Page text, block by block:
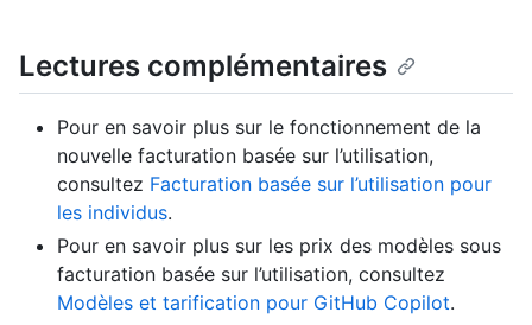
Lectures complémentaires
Pour en savoir plus sur le fonctionnement de la
nouvelle facturation basée sur l’utilisation,
consultez Facturation basée sur l’utilisation pour
les individus.
Pour en savoir plus sur les prix des modèles sous
facturation basée sur l’utilisation, consultez
Modèles et tarification pour GitHub Copilot.